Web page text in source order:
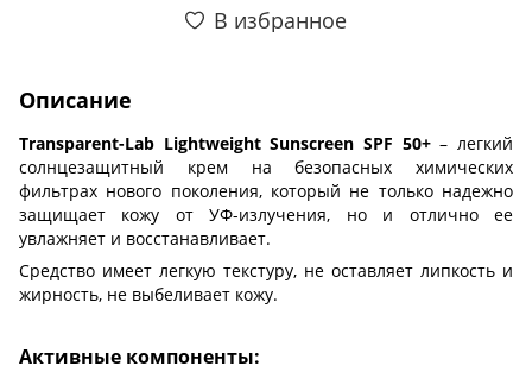
В избранное
Описание
Transparent-Lab Lightweight Sunscreen SPF 50+– легкий
солнцезащитный крем на безопасных химических
фильтрах нового поколения, который не только надежно
защищает кожу от УФ-излучения, но и отлично ее
увлажняет и восстанавливает.
Средство имеет легкую текстуру, не оставляет липкость и
жирность, не выбеливает кожу.
Активные компоненты: